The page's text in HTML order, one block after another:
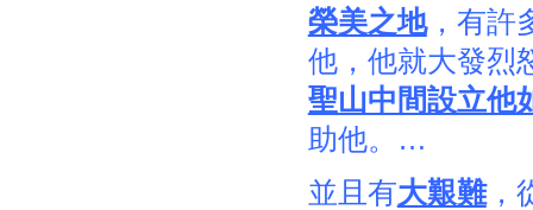
榮美之地，有許
他，他就大發烈
聖山中間設立他
助他。…
並且有大艱難，